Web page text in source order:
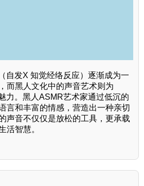
自发X 知觉经络反应）逐渐成为一
而黑人文化中的声音艺术则为
力。黑人ASMR艺术家通过低沉的
言和丰富的情感，营造出一种亲切
声音不仅仅是放松的工具，更承载
活智慧。